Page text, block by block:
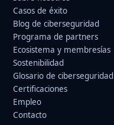
Casos de éxito
Blog de ciberseguridad
Programa de partners
Ecosistema y membresías
Sostenibilidad
Glosario de ciberseguridad
Certificaciones
Empleo
Contacto